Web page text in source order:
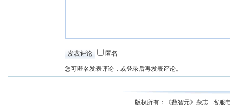
匿名
您可匿名发表评论，或登录后再发表评论。
版权所有：《数智元》杂志 客